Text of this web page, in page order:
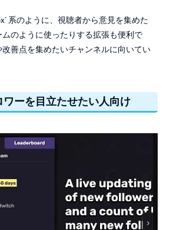
系のように、視聴者から意見を集めた
ムのように使ったりする拡張も便利で
善点を集めたいチャンネルに向いてい
ワーを目立たせたい人向け